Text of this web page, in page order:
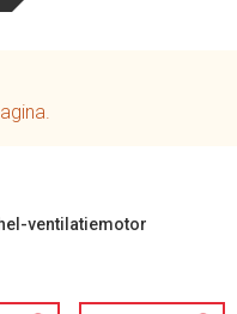
ventilatiemotor